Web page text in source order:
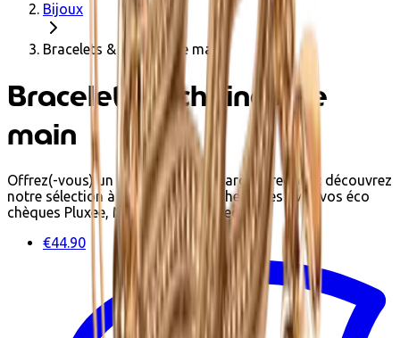
Bijoux
Bracelets & chaines de main
Bracelets & chaines de
main
Offrez(-vous) un bracelet en or et argent recyclé : découvrez
notre sélection à tous les prix ! Achetez-les avec vos éco
chèques Pluxee, Monizze et Edenred.
€44.90